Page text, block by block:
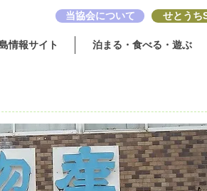
当協会について せとうち
情報サイト 泊まる・食べる・遊ぶ